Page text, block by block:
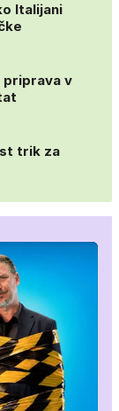
Italijani
priprava v
trik za